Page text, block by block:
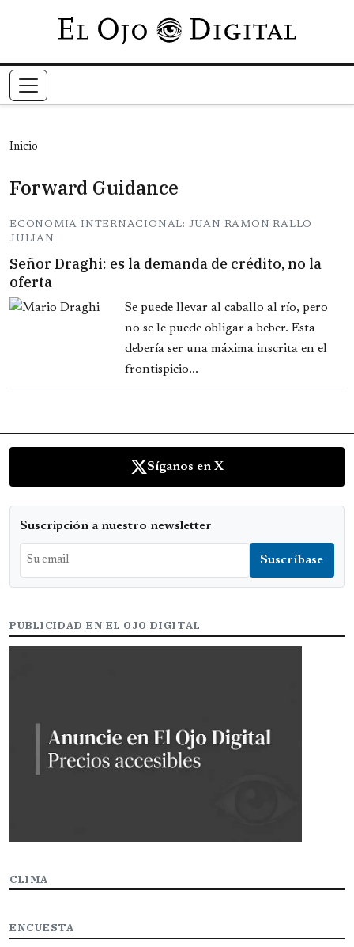
Pasar al contenido principal
Inicio
Forward Guidance
ECONOMIA INTERNACIONAL: JUAN RAMON RALLO
JULIAN
Señor Draghi: es la demanda de crédito, no la
oferta
Se puede llevar al caballo al río, pero
no se le puede obligar a beber. Esta
debería ser una máxima inscrita en el
frontispicio...
Síganos en X
Suscripción a nuestro newsletter
PUBLICIDAD EN EL OJO DIGITAL
CLIMA
ENCUESTA